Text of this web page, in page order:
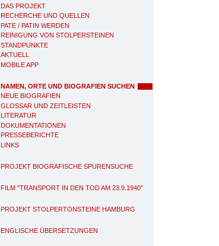
DAS PROJEKT
RECHERCHE UND QUELLEN
PATE / PATIN WERDEN
REINIGUNG VON STOLPERSTEINEN
STANDPUNKTE
AKTUELL
MOBILE APP
NAMEN, ORTE UND BIOGRAFIEN SUCHEN
NEUE BIOGRAFIEN
GLOSSAR UND ZEITLEISTEN
LITERATUR
DOKUMENTATIONEN
PRESSEBERICHTE
LINKS
PROJEKT BIOGRAFISCHE SPURENSUCHE
FILM "TRANSPORT IN DEN TOD AM 23.9.1940"
PROJEKT STOLPERTONSTEINE HAMBURG
ENGLISCHE ÜBERSETZUNGEN